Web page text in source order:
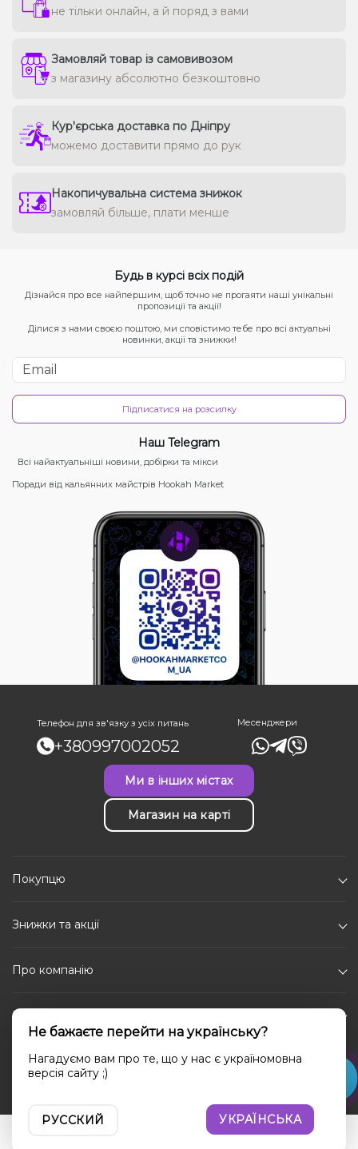
не тільки онлайн, а й поряд з вами
Замовляй товар із самовивозом
з магазину абсолютно безкоштовно
Кур'єрська доставка по Дніпру
можемо доставити прямо до рук
Накопичувальна система знижок
замовляй більше, плати менше
Будь в курсі всіх подій
Дізнайся про все найпершим, щоб точно не прогаяти наші унікальні
пропозиції та акції!
Ділися з нами своєю поштою, ми сповістимо тебе про всі актуальні
новинки, акції та знижки!
Підписатися на розсилку
Наш Telegram
Всі найактуальніші новини, добірки та мікси
Поради від кальянних майстрів Hookah Market
Телефон для зв'язку з усіх питань
+380997002052
Месенджери
Ми в інших містах
Магазин на карті
Покупцю
Знижки та акції
Про компанію
Каталог
Соціальні мережі
Не бажаєте перейти на українську?
Нагадуємо вам про те, що у нас є україномовна
версія сайту ;)
РУССКИЙ УКРАЇНСЬКА